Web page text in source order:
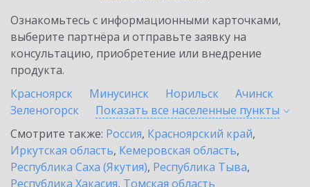
Ознакомьтесь с информационными карточками,
выберите партнёра и отправьте заявку на
консультацию, приобретение или внедрение
продукта.
Красноярск
Минусинск Норильск
Ачинск
Зеленогорск
Показать все населенные пункты
Смотрите также: Россия, Красноярский край,
Иркутская область, Кемеровская область,
Республика Саха (Якутия), Республика Тыва,
Республика Хакасия, Томская область